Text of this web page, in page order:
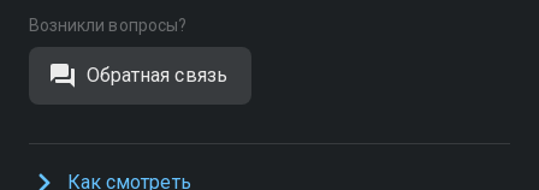
Возникли вопросы?
Обратная связь
Как смотреть